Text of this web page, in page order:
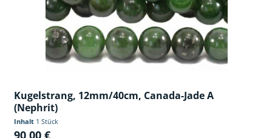
Kugelstrang, 12mm/40cm, Canada-Jade A
(Nephrit)
Inhalt 1 Stück